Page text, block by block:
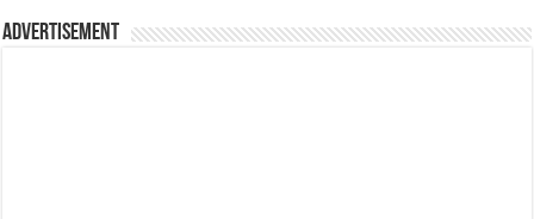
Advertisement